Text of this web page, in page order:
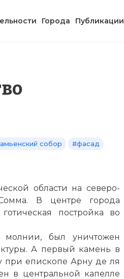
Города Публикации
собор
#фасад
области на северо-
В центре города
постройка во
был уничтожен
А первый камень в
при епископе Арну де ля
в центральной капелле